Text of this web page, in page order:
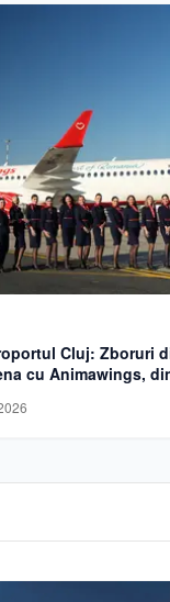
Cluj: Zboruri
cu Animawings,